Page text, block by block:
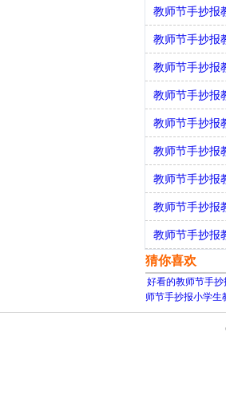
教师节手抄报
教师节手抄报
教师节手抄报
教师节手抄报
教师节手抄报
教师节手抄报
教师节手抄报
教师节手抄报
教师节手抄报
猜你喜欢
好看的教师节手抄
师节手抄报小学生